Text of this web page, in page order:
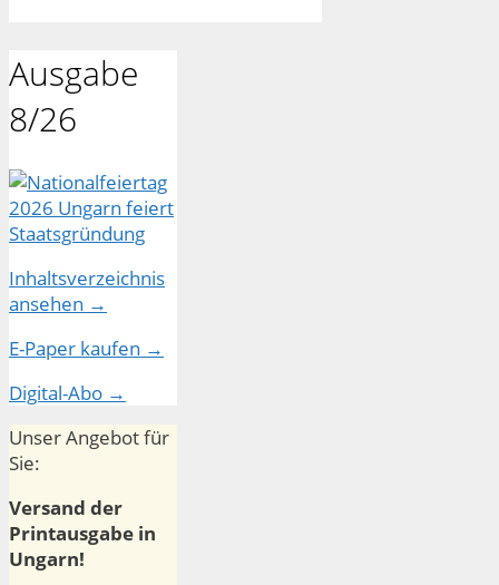
Ausgabe
8/26
Inhaltsverzeichnis
ansehen →
E-Paper kaufen →
Digital-Abo →
Unser Angebot für
Sie:
Versand der
Printausgabe in
Ungarn!